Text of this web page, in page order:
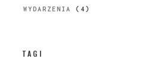
WYDARZENIA (4)
TAGI